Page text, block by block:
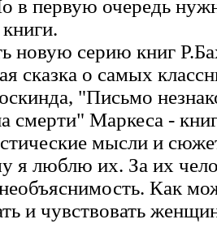
в первую очередь
новую серию книг
сказка о самых
"Письмо
смерти" Маркеса -
мысли и
я люблю их. За их
Как
и чувствовать